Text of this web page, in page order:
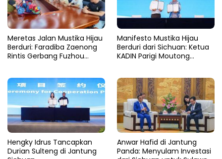
Meretas Jalan Mustika Hijau
Berduri: Faradiba Zaenong
Rintis Gerbang Fuzhou
Manifesto Mustika Hijau
Berduri dari Sichuan: Ketua
KADIN Parigi Moutong
Hengky Idrus Tancapkan
Durian Sulteng di Jantung
Anwar Hafid di Jantung
Panda: Menyulam Investasi